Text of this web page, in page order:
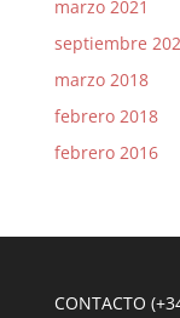
marzo 2021
septiembre
marzo 2018
febrero 2018
febrero 2016
CONTACTO